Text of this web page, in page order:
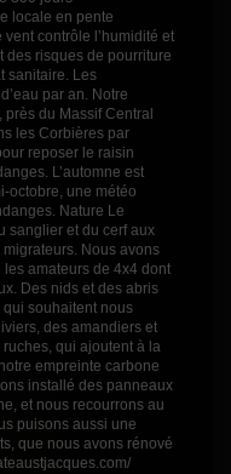
locale en pente
contrôle l’humidité et
des risques de pourriture
sanitaire. Les
par an. Notre
du Massif Central
les Corbières par
reposer le raisin
L’automne est
octobre, une météo
Nature Le
sanglier et du cerf aux
Nous avons
amateurs de 4x4 dont
Des nids et des abris
souhaitent nous
des amandiers et
qui ajoutent à la
empreinte carbone
installé des panneaux
et nous recourrons au
puisons aussi une
que nous avons rénové